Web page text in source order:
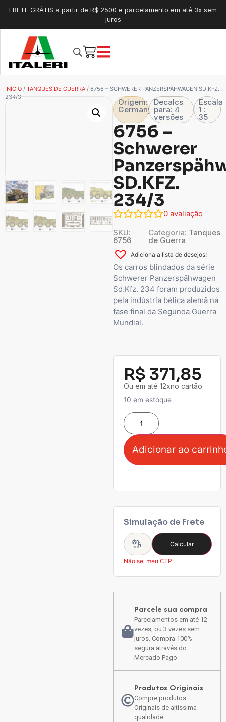
FRETE GRÁTIS a partir de R$ 2500 e parcelamento em até 3x sem
juros
INÍCIO / TANQUES DE GUERRA / 6756 – SCHWERER PANZERSPÄHWAGEN SD.KFZ.
234/3
Origem:
Germany
Decalcs
para: 4
versões
Escala
1 :
35
6756 –
Schwerer
SD.KFZ.
234/3
0 avaliação
SKU:
6756
Categoria: Tanques
de Guerra
Adiciona a lista de desejos!
Os carros blindados da série
Schwerer Panzerspähwagen
Sd.Kfz. 234 foram produzidos
pela indústria bélica alemã na
fase final da Segunda Guerra
Mundial.
R$ 371,85
Ou em até 12xno cartão
10 em estoque
Adicionar ao
Simulação de Frete
Calcular
Não sei meu CEP
Parcele sua compra
Parcelamentos em até 12
vezes, ou 3 vezes sem
juros. Compra 100%
segura através do
Mercado Pago
Produtos Originais
Compre produtos
Originais de altíssima
qualidade.